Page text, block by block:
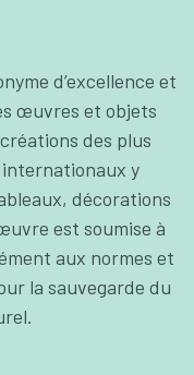
d’excellence et
œuvres et objets
des plus
y
décorations
est soumise à
aux normes et
la sauvegarde du